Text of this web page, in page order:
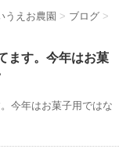
うえお農園 > ブログ >
ます。今年はお菓
今年はお菓子用ではな